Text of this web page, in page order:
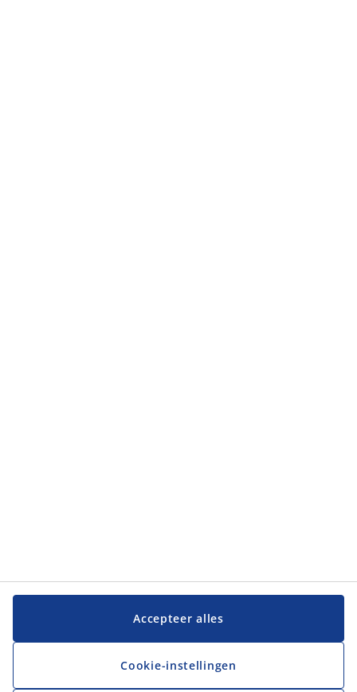
Accepteer alles
Cookie-instellingen